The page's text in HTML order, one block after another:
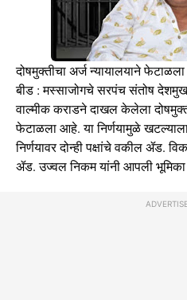
दोषमुक्तीचा अर्ज न्यायालयाने फेटाळला
बीड : मस्साजोगचे सरपंच संतोष देशमुख
वाल्मीक कराडने दाखल केलेला
फेटाळला आहे. या निर्णयामुळे
निर्णयावर दोन्ही पक्षांचे वकील ॲड.
ॲड. उज्वल निकम यांनी आपली